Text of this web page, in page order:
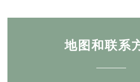
地图和联系